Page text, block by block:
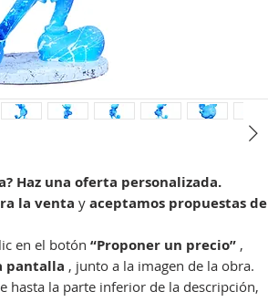
Haz una oferta personalizada.
la venta y aceptamos propuestas de
en el botón “Proponer un precio” ,
pantalla , junto a la imagen de la obra.
hasta la parte inferior de la descripción,